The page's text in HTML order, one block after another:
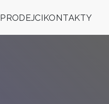
PRODEJCIKONTAKTY